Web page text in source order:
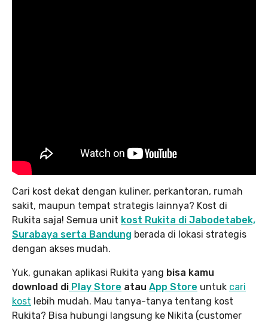
Cari kost dekat dengan kuliner, perkantoran, rumah
sakit, maupun tempat strategis lainnya? Kost di
Rukita saja! Semua unit kost Rukita di Jabodetabek,
Surabaya serta Bandung berada di lokasi strategis
dengan akses mudah.
Yuk, gunakan aplikasi Rukita yang bisa kamu
download di Play Store atau App Store untuk cari
kost lebih mudah. Mau tanya-tanya tentang kost
Rukita? Bisa hubungi langsung ke Nikita (customer